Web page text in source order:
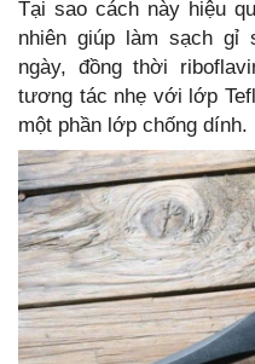
Tại sao cách này hiệu
nhiên giúp làm sạch
ngày, đồng thời
tương tác nhẹ với lớp
một phần lớp chống dính.